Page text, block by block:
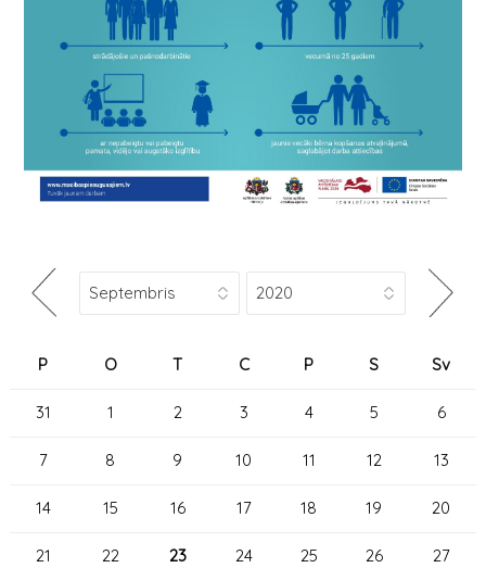
P O T C P S Sv
31 1 2 3 4 5 6
7 8 9 10 11 12 13
14 15 16 17 18 19 20
21 22 23 24 25 26 27